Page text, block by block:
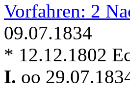
Vorfahren: 2
09.07.1834
* 12.12.1802
I. oo